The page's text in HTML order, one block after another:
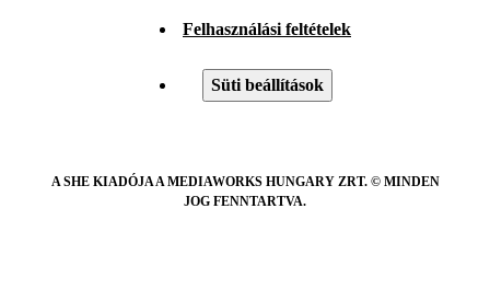
Felhasználási feltételek
Süti beállítások
A SHE KIADÓJA A MEDIAWORKS HUNGARY ZRT. © MINDEN
JOG FENNTARTVA.